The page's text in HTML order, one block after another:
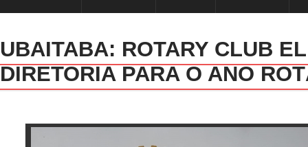
UBAITABA: ROTARY CLUB
DIRETORIA PARA O ANO